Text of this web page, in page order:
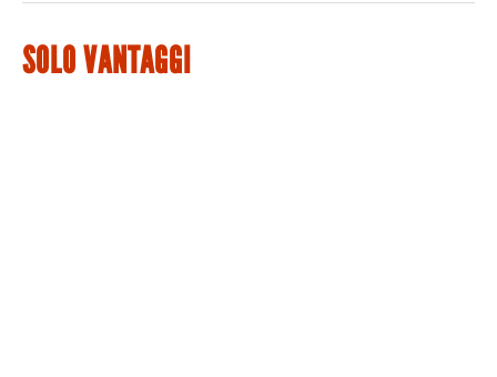
SOLO VANTAGGI